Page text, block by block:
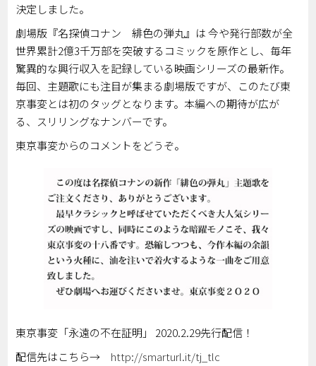
決定しました。
劇場版『名探偵コナン 緋色の弾丸』は 今や発行部数が全
世界累計2億3千万部を突破するコミックを原作とし、毎年
驚異的な興行収入を記録している映画シリーズの最新作。
毎回、主題歌にも注目が集まる劇場版ですが、このたび東
京事変とは初のタッグとなります。本編への期待が広が
る、スリリングなナンバーです。
東京事変からのコメントをどうぞ。
東京事変「永遠の不在証明」 2020.2.29先行配信！
配信先はこちら→ http://smarturl.it/tj_tlc